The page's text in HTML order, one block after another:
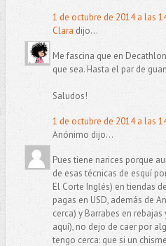
1 de octubre de 2014 a las
Clara dijo...
Me fascina que en
que sea. Hasta el par de
Saludos!
1 de octubre de 2014 a las
Anónimo dijo...
Pues tiene narices porque
de esas técnicas de esquí
El Corte Inglés) en tiendas
pagas en USD, además de
cerca) y Barrabes en
aquí), no dejo de caer por
tengo cerca: que si un